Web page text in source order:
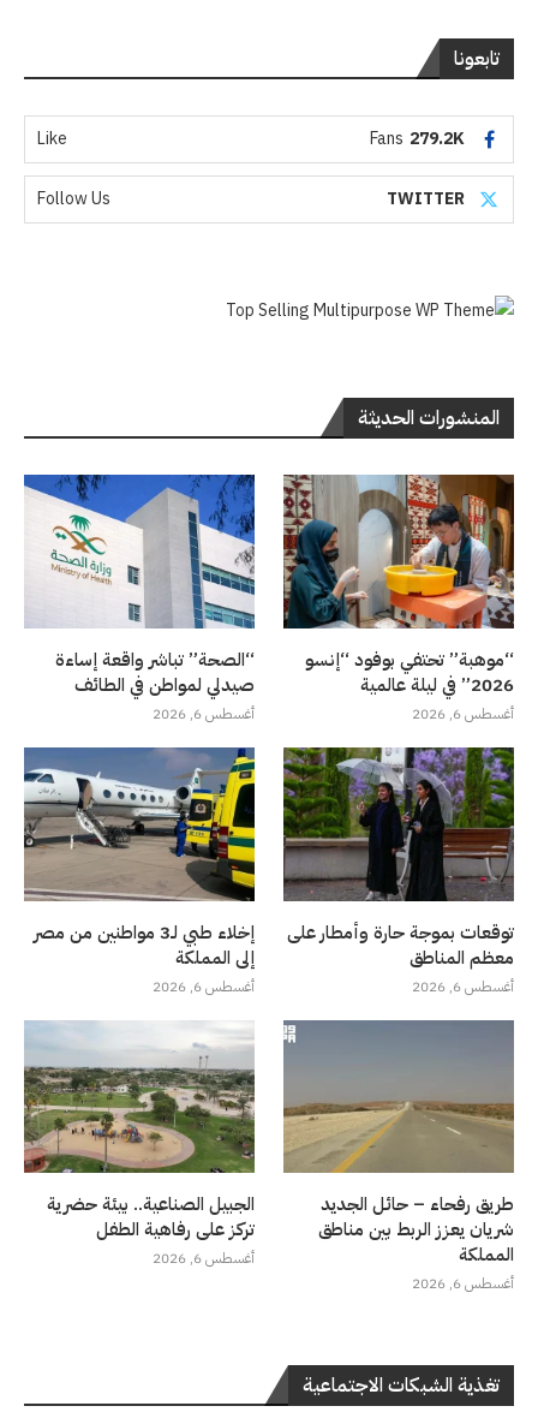
تابعونا
279.2K
Fans
Like
TWITTER
Follow Us
المنشورات الحديثة
“موهبة” تحتفي بوفود “إنسو
2026” في ليلة عالمية
أغسطس 6, 2026
“الصحة” تباشر واقعة إساءة
صيدلي لمواطن في الطائف
أغسطس 6, 2026
توقعات بموجة حارة وأمطار على
معظم المناطق
أغسطس 6, 2026
إخلاء طبي لـ3 مواطنين من مصر
إلى المملكة
أغسطس 6, 2026
طريق رفحاء – حائل الجديد
شريان يعزز الربط بين مناطق
المملكة
أغسطس 6, 2026
الجبيل الصناعية.. بيئة حضرية
تركز على رفاهية الطفل
أغسطس 6, 2026
تغذية الشبكات الاجتماعية